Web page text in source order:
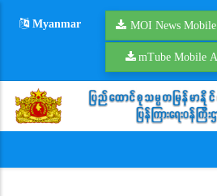
Myanmar MOI News
mTube Mobile